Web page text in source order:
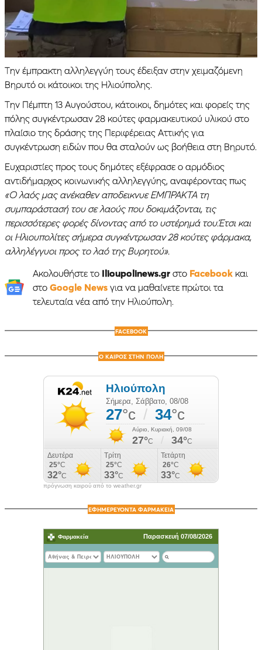
Την έμπρακτη αλληλεγγύη τους έδειξαν στην χειμαζόμενη
Βηρυτό οι κάτοικοι της Ηλιούπολης.
Την Πέμπτη 13 Αυγούστου, κάτοικοι, δημότες και φορείς της
πόλης συγκέντρωσαν 28 κούτες φαρμακευτικού υλικού στο
πλαίσιο της δράσης της Περιφέρειας Αττικής για
συγκέντρωση ειδών που θα σταλούν ως βοήθεια στη Βηρυτό.
Ευχαριστίες προς τους δημότες εξέφρασε ο αρμόδιος
αντιδήμαρχος κοινωνικής αλληλεγγύης, αναφέροντας πως
«Ο λαός μας ανέκαθεν αποδεικνυε ΕΜΠΡΑΚΤΑ τη
συμπαράστασή του σε λαούς που δοκιμάζονται, τις
περισσότερες φορές δίνοντας από το υστέρημά του.Έτσι και
οι Ηλιουπολίτες σήμερα συγκέντρωσαν 28 κούτες φάρμακα,
αλληλέγγυοι προς το λαό της Βυρητού».
Ακολουθήστε το Ilioupolinews.grστο Facebookκαι
στο Google Newsγια να μαθαίνετε πρώτοι τα
τελευταία νέα από την Ηλιούπολη.
FACEBOOK
Ο ΚΑΙΡΟΣ ΣΤΗΝ ΠΟΛΗ
πρόγνωση καιρού από το weather.gr
ΕΦΗΜΕΡΕΥΟΝΤΑ ΦΑΡΜΑΚΕΙΑ